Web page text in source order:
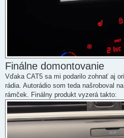
Finálne domontovanie
Vďaka CAT5 sa mi podarilo zohnať aj
rádia. Autorádio som teda našroboval
rámček. Finálny produkt vyzerá takto: